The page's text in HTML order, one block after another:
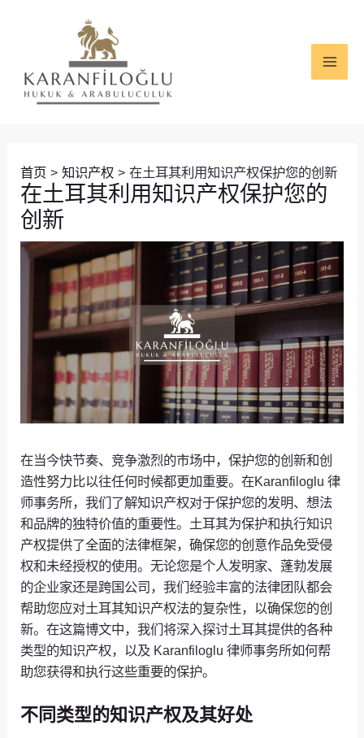
首页 知识产权 在土耳其利用知识产权保护您的创新
在土耳其利用知识产权保护您的
创新
在当今快节奏、竞争激烈的市场中，保护您的创新和创
造性努力比以往任何时候都更加重要。在Karanfiloglu 律
师事务所，我们了解知识产权对于保护您的发明、想法
和品牌的独特价值的重要性。土耳其为保护和执行知识
产权提供了全面的法律框架，确保您的创意作品免受侵
权和未经授权的使用。无论您是个人发明家、蓬勃发展
的企业家还是跨国公司，我们经验丰富的法律团队都会
帮助您应对土耳其知识产权法的复杂性，以确保您的创
新。在这篇博文中，我们将深入探讨土耳其提供的各种
类型的知识产权，以及 Karanfiloglu 律师事务所如何帮
助您获得和执行这些重要的保护。
不同类型的知识产权及其好处